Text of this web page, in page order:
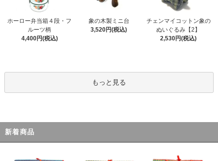
ホーロー弁当箱４段・フ
ルーツ柄
4,400円(税込)
象の木製ミニ台
3,520円(税込)
チェンマイコットン象の
ぬいぐるみ【2】
2,530円(税込)
もっと見る
新着商品